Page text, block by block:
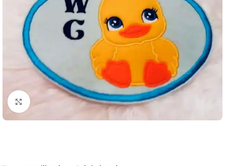
zum Vergrößern klicken